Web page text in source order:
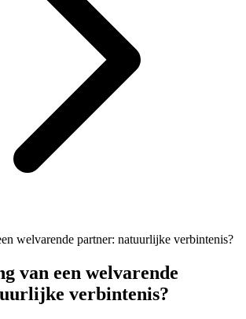
welvarende partner: natuurlijke verbintenis?
van een welvarende
verbintenis?